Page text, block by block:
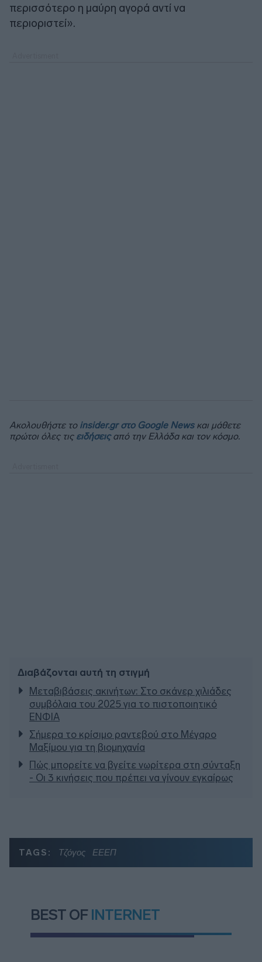
περισσότερο η μαύρη αγορά αντί να
περιοριστεί».
Ακολουθήστε το insider.gr στο Google Newsκαι μάθετε
πρώτοι όλες τις ειδήσειςαπό την Ελλάδα και τον κόσμο.
Διαβάζονται αυτή τη στιγμή
Μεταβιβάσεις ακινήτων: Στο σκάνερ χιλιάδες
συμβόλαια του 2025 για το πιστοποιητικό
ΕΝΦΙΑ
Σήμερα το κρίσιμο ραντεβού στο Μέγαρο
Μαξίμου για τη βιομηχανία
Πώς μπορείτε να βγείτε νωρίτερα στη σύνταξη
- Οι 3 κινήσεις που πρέπει να γίνουν εγκαίρως
TAGS: Τζόγος ΕΕΕΠ
BEST OF INTERNET